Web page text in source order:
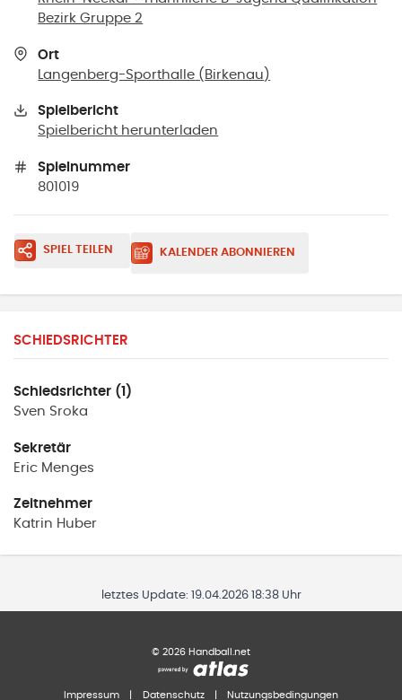
Bezirk Gruppe 2
Ort
Langenberg-Sporthalle ( Birkenau )
Spielbericht
Spielbericht herunterladen
Spielnummer
801019
SPIEL TEILEN KALENDER ABONNIEREN
SCHIEDSRICHTER
Schiedsrichter (1)
Sven Sroka
Sekretär
Eric Menges
Zeitnehmer
Katrin Huber
letztes Update: 19.04.2026 18:38 Uhr
© 2026 Handball.net
Impressum Datenschutz Nutzungsbedingungen